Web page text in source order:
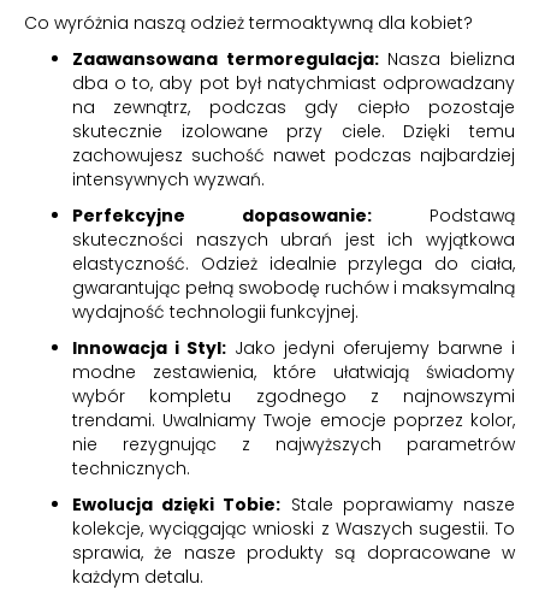
Co wyróżnia naszą odzież termoaktywną dla kobiet?
Zaawansowana termoregulacja:Nasza bielizna
dba o to, aby pot był natychmiast odprowadzany
na zewnątrz, podczas gdy ciepło pozostaje
skutecznie izolowane przy ciele. Dzięki temu
zachowujesz suchość nawet podczas najbardziej
intensywnych wyzwań.
Perfekcyjne dopasowanie: Podstawą
skuteczności naszych ubrań jest ich wyjątkowa
elastyczność. Odzież idealnie przylega do ciała,
gwarantując pełną swobodę ruchów i maksymalną
wydajność technologii funkcyjnej.
Innowacja i Styl: Jako jedyni oferujemy barwne i
modne zestawienia, które ułatwiają świadomy
wybór kompletu zgodnego z najnowszymi
trendami. Uwalniamy Twoje emocje poprzez kolor,
nie rezygnując z najwyższych parametrów
technicznych.
Ewolucja dzięki Tobie: Stale poprawiamy nasze
kolekcje, wyciągając wnioski z Waszych sugestii. To
sprawia, że nasze produkty są dopracowane w
każdym detalu.